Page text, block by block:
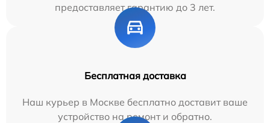
предоставляет гарантию до 3 лет.
Бесплатная доставка
Наш курьер в Москве бесплатно доставит ваше
устройство на ремонт и обратно.